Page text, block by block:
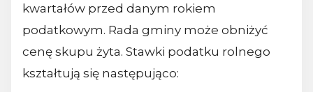
kwartałów przed danym rokiem
podatkowym. Rada gminy może obniżyć
cenę skupu żyta. Stawki podatku rolnego
kształtują się następująco: